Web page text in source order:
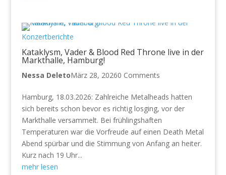
Konzertberichte
Kataklysm, Vader & Blood Red Throne live in der
Markthalle, Hamburg!
Nessa DeletoMärz 28, 20260 Comments
Hamburg, 18.03.2026: Zahlreiche Metalheads hatten
sich bereits schon bevor es richtig losging, vor der
Markthalle versammelt. Bei frühlingshaften
Temperaturen war die Vorfreude auf einen Death Metal
Abend spürbar und die Stimmung von Anfang an heiter.
Kurz nach 19 Uhr...
mehr lesen